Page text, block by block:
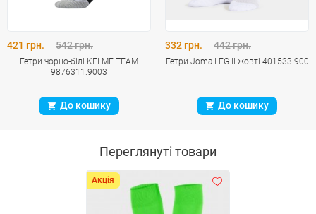
421 грн. 542 грн.
Гетри чорно-білі KELME TEAM
9876311.9003
До кошику
332 грн. 442 грн.
Гетри Joma LEG II жовті 401533.900
До кошику
Переглянуті товари
Акція